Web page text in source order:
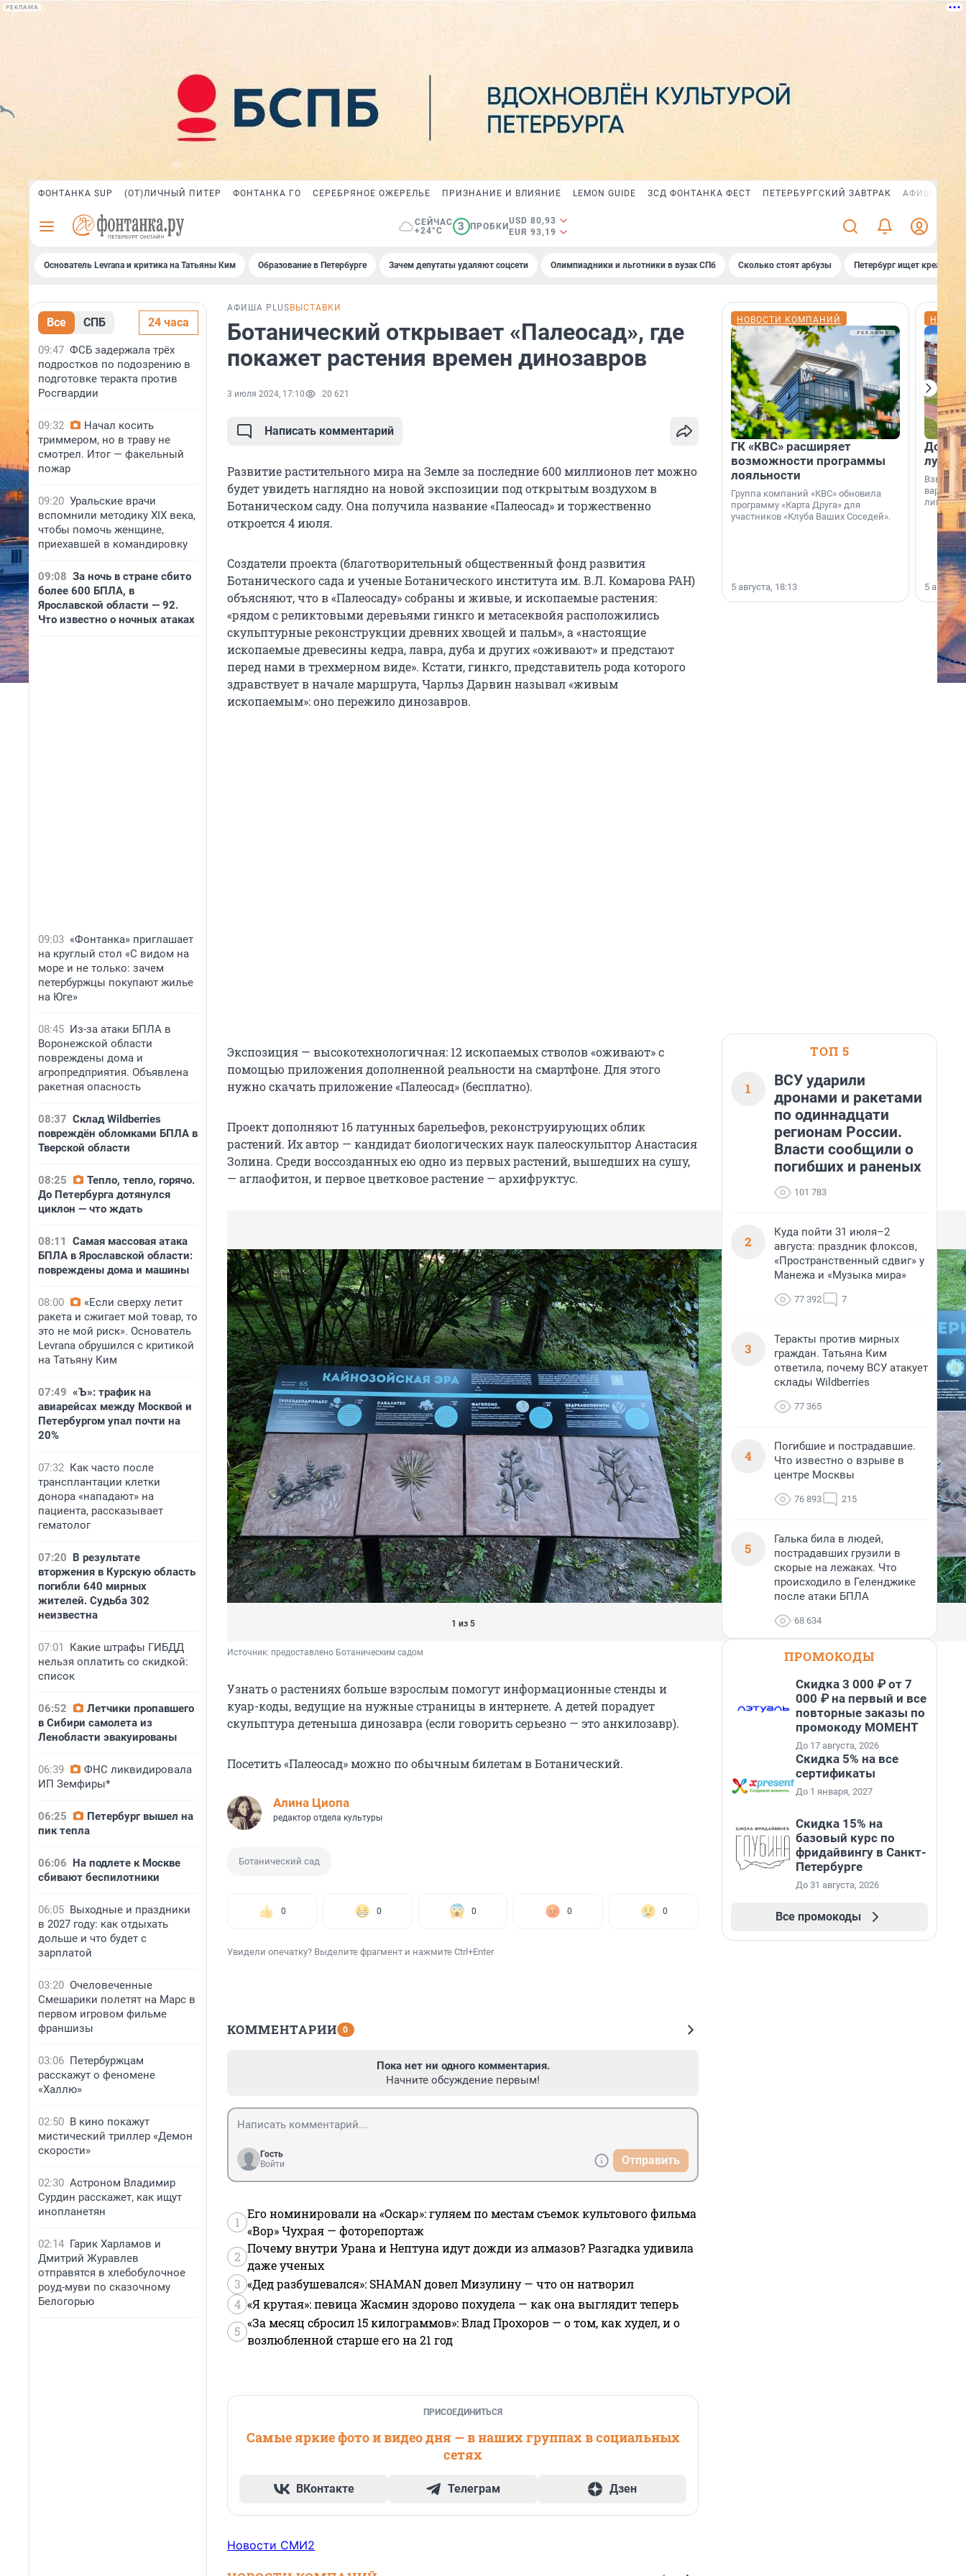
РЕКЛАМА
ФОНТАНКА SUP (ОТ)ЛИЧНЫЙ ПИТЕР ФОНТАНКА ГО СЕРЕБРЯНОЕ ОЖЕРЕЛЬЕ ПРИЗНАНИЕ И ВЛИЯНИЕ LEMON GUIDE ЗСД ФОНТАНКА ФЕСТ ПЕТЕРБУРГСКИЙ ЗАВТРАК АФИША PLUS
СЕЙЧАС
+24°C
3 ПРОБКИ
USD 80,93
EUR 93,19
Основатель Levrana и критика на Татьяны Ким Образование в Петербурге Зачем депутаты удаляют соцсети Олимпиадники и льготники в вузах СПб Сколько стоят арбузы Петербург ищет креатив
Все СПБ 24 часа
09:47 ФСБ задержала трёх
подростков по подозрению в
подготовке теракта против
Росгвардии
09:32
Начал косить
триммером, но в траву не
смотрел. Итог — факельный
пожар
09:20 Уральские врачи
вспомнили методику XIX века,
чтобы помочь женщине,
приехавшей в командировку
09:08 За ночь в стране сбито
более 600 БПЛА, в
Ярославской области — 92.
Что известно о ночных атаках
09:03 «Фонтанка» приглашает
на круглый стол «С видом на
море и не только: зачем
петербуржцы покупают жилье
на Юге»
08:45 Из-за атаки БПЛА в
Воронежской области
повреждены дома и
агропредприятия. Объявлена
ракетная опасность
08:37 Склад Wildberries
повреждён обломками БПЛА в
Тверской области
08:25
Тепло, тепло, горячо.
До Петербурга дотянулся
циклон — что ждать
08:11
Самая массовая атака
БПЛА в Ярославской области:
повреждены дома и машины
08:00
«Если сверху летит
ракета и сжигает мой товар, то
это не мой риск». Основатель
Levrana обрушился с критикой
на Татьяну Ким
07:49 «Ъ»: трафик на
авиарейсах между Москвой и
Петербургом упал почти на
20%
07:32 Как часто после
трансплантации клетки
донора «нападают» на
пациента, рассказывает
гематолог
07:20 В результате
вторжения в Курскую область
погибли 640 мирных
жителей. Судьба 302
неизвестна
07:01
Какие штрафы ГИБДД
нельзя оплатить со скидкой:
список
06:52
Летчики пропавшего
в Сибири самолета из
Ленобласти эвакуированы
06:39
ФНС ликвидировала
ИП Земфиры*
06:25
Петербург вышел на
пик тепла
06:06 На подлете к Москве
сбивают беспилотники
06:05 Выходные и праздники
в 2027 году: как отдыхать
дольше и что будет с
зарплатой
03:20 Очеловеченные
Смешарики полетят на Марс в
первом игровом фильме
франшизы
03:06 Петербуржцам
расскажут о феномене
«Халлю»
02:50 В кино покажут
мистический триллер «Демон
скорости»
02:30 Астроном Владимир
Сурдин расскажет, как ищут
инопланетян
02:14 Гарик Харламов и
Дмитрий Журавлев
отправятся в хлебобулочное
роуд-муви по сказочному
Белогорью
АФИША PLUS ВЫСТАВКИ
Ботанический открывает «Палеосад», где
покажет растения времен динозавров
3 июля 2024, 17:10 20 621
Написать комментарий
Развитие растительного мира на Земле за последние 600 миллионов лет можно
будет увидеть наглядно на новой экспозиции под открытым воздухом в
Ботаническом саду. Она получила название «Палеосад» и торжественно
откроется 4 июля.
Создатели проекта (благотворительный общественный фонд развития
Ботанического сада и ученые Ботанического института им. В.Л. Комарова РАН)
объясняют, что в «Палеосаду» собраны и живые, и ископаемые растения:
«рядом с реликтовыми деревьями гинкго и метасеквойя расположились
скульптурные реконструкции древних хвощей и пальм», а «настоящие
ископаемые древесины кедра, лавра, дуба и других «оживают» и предстают
перед нами в трехмерном виде». Кстати, гинкго, представитель рода которого
здравствует в начале маршрута, Чарльз Дарвин называл «живым
ископаемым»: оно пережило динозавров.
Экспозиция — высокотехнологичная: 12 ископаемых стволов «оживают» с
помощью приложения дополненной реальности на смартфоне. Для этого
нужно скачать приложение «Палеосад» (бесплатно).
Проект дополняют 16 латунных барельефов, реконструирующих облик
растений. Их автор — кандидат биологических наук палеоскульптор Анастасия
Золина. Среди воссозданных ею одно из первых растений, вышедших на сушу,
— аглаофитон, и первое цветковое растение — архифруктус.
1 из 5
Источник: предоставлено Ботаническим садом
Узнать о растениях больше взрослым помогут информационные стенды и
куар-коды, ведущие на нужные страницы в интернете. А детей порадует
скульптура детеныша динозавра (если говорить серьезно — это анкилозавр).
Посетить «Палеосад» можно по обычным билетам в Ботанический.
Алина Циопа
редактор отдела культуры
Ботанический сад
0 0 0 0 0
Увидели опечатку? Выделите фрагмент и нажмите Ctrl+Enter
КОММЕНТАРИИ 0
Пока нет ни одного комментария.
Начните обсуждение первым!
Гость
Войти
Отправить
1
Его номинировали на «Оскар»: гуляем по местам съемок культового фильма
«Вор» Чухрая — фоторепортаж
2
Почему внутри Урана и Нептуна идут дожди из алмазов? Разгадка удивила
даже ученых
3 «Дед разбушевался»: SHAMAN довел Мизулину — что он натворил
4 «Я крутая»: певица Жасмин здорово похудела — как она выглядит теперь
5
«За месяц сбросил 15 килограммов»: Влад Прохоров — о том, как худел, и о
возлюбленной старше его на 21 год
ПРИСОЕДИНИТЬСЯ
Самые яркие фото и видео дня — в наших группах в социальных
сетях
ВКонтакте Телеграм Дзен
Новости СМИ2
НОВОСТИ КОМПАНИЙ
ГК «КВС» расширяет
возможности программы
лояльности
Группа компаний «КВС» обновила
программу «Карта Друга» для
участников «Клуба Ваших Соседей».
5 августа, 18:13
Дом
лучше
лишнего
5
ТОП 5
1
ВСУ ударили
дронами и ракетами
по одиннадцати
регионам России.
Власти сообщили о
погибших и раненых
101 783
2
Куда пойти 31 июля–2
августа: праздник флоксов,
«Пространственный сдвиг» у
Манежа и «Музыка мира»
77 392 7
3
Теракты против мирных
граждан. Татьяна Ким
ответила, почему ВСУ атакует
склады Wildberries
77 365
4
Погибшие и пострадавшие.
Что известно о взрыве в
центре Москвы
76 893 215
5
Галька била в людей,
пострадавших грузили в
скорые на лежаках. Что
происходило в Геленджике
после атаки БПЛА
68 634
ПРОМОКОДЫ
Скидка 3 000 ₽ от 7
000 ₽ на первый и все
повторные заказы по
промокоду МОМЕНТ
До 17 августа, 2026
Скидка 5% на все
сертификаты
До 1 января, 2027
Скидка 15% на
базовый курс по
фридайвингу в Санкт-
Петербурге
До 31 августа, 2026
Все промокоды